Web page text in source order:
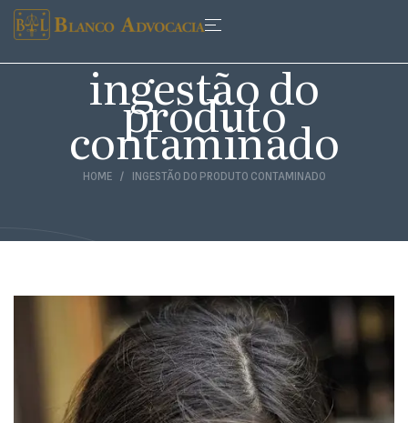
HOME INGESTÃO DO PRODUTO CONTAMINADO
ingestão do
produto
contaminado